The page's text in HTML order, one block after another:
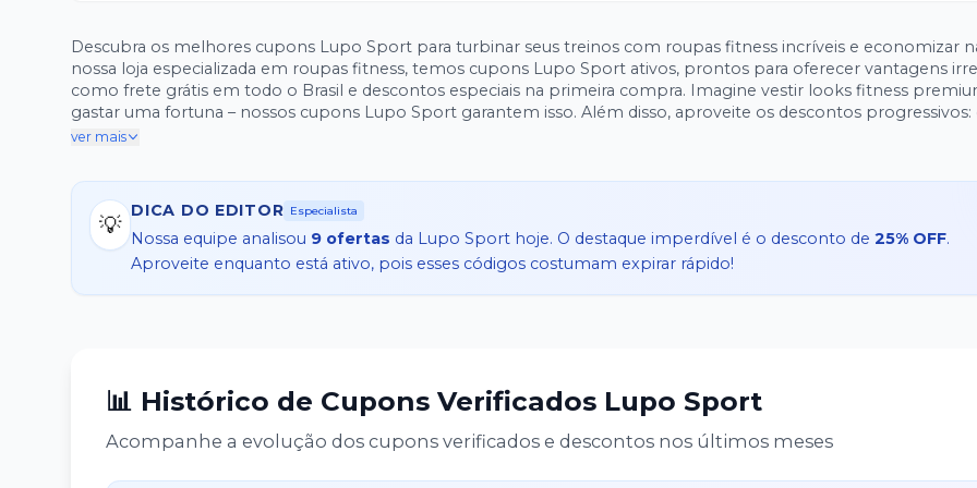
Descubra os melhores cupons Lupo Sport para turbinar seus treinos com roupas fitness incríveis e economizar
nossa loja especializada em roupas fitness, temos cupons Lupo Sport ativos, prontos para oferecer vantagens
como frete grátis em todo o Brasil e descontos especiais na primeira compra. Imagine vestir looks fitness
gastar uma fortuna – nossos cupons Lupo Sport garantem isso. Além disso, aproveite os descontos progressivos: quanto
mais você compra, mais economiza, com reduções que aumentam conforme o valor do pedido. Todos os códigos
para seus equipamentos e acessórios fitness favoritos. Não deixe essa oportunidade passar! Pegue seu cupom Lupo Sport
agora mesmo e transforme seus treinos em momentos ainda mais econômicos e motivadores. Visite a Lupo hoje
a diferença! (148 palavras)
ver mais
💡
DICA DO EDITOR Especialista
Nossa equipe analisou 9 ofertas da Lupo Sport hoje. O destaque imperdível é o desconto de25% OFF.
Aproveite enquanto está ativo, pois esses códigos costumam expirar rápido!
📊 Histórico de Cupons Verificados Lupo Sport
Acompanhe a evolução dos cupons verificados e descontos nos últimos meses